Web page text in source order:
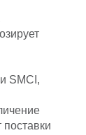
SMCI,